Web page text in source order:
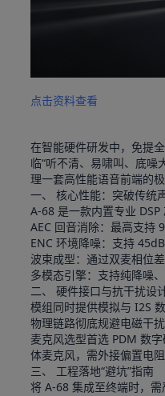
点击资料查看
在智能硬件研发中，免提
临“听不清、易啸叫、底
理一套高性能语音前端的极
一、 核心性能：突破传统
A-68 是一款内置专业
AEC 回音消除：最高支持
ENC 环境降噪：支持
波束成型：通过双麦相位
多模态引擎：支持纯降噪
二、 硬件接口与抗干扰设
模组同时提供模拟与 I2S
物理链路彻底规避电磁干
麦克风选型首选 PDM 数
体麦克风，需外接偏置电
三、 工程落地“避坑”指南
将 A-68 集成至终端时，需